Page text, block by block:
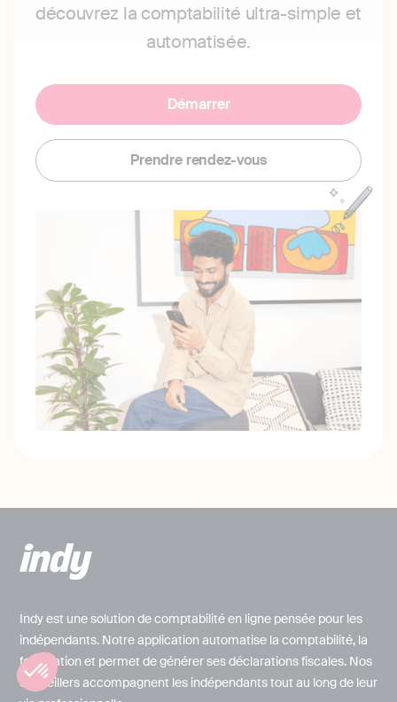
découvrez la comptabilité ultra-simple et
automatisée.
Démarrer
Prendre rendez-vous
Indy est une solution de comptabilité en ligne pensée pour les
indépendants. Notre application automatise la comptabilité, la
facturation et permet de générer ses déclarations fiscales. Nos
conseillers accompagnent les indépendants tout au long de leur